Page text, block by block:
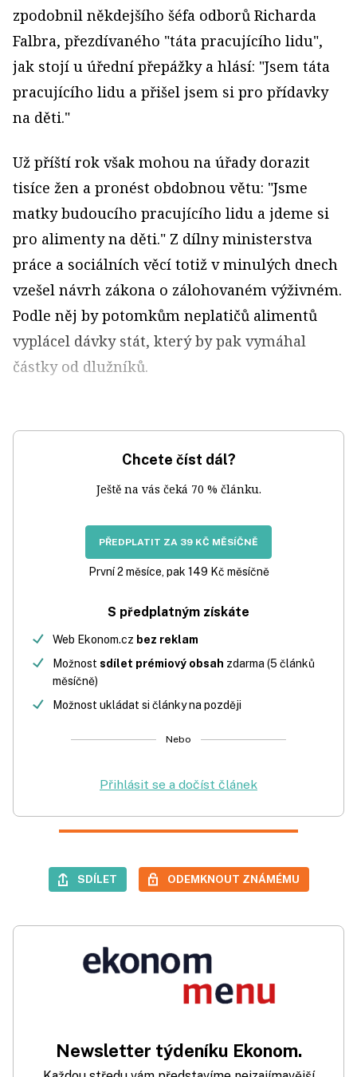
zpodobnil někdejšího šéfa odborů Richarda
Falbra, přezdívaného "táta pracujícího lidu",
jak stojí u úřední přepážky a hlásí: "Jsem táta
pracujícího lidu a přišel jsem si pro přídavky
na děti."
Už příští rok však mohou na úřady dorazit
tisíce žen a pronést obdobnou větu: "Jsme
matky budoucího pracujícího lidu a jdeme si
pro alimenty na děti." Z dílny ministerstva
práce a sociálních věcí totiž v minulých dnech
vzešel návrh zákona o zálohovaném výživném.
Podle něj by potomkům neplatičů alimentů
vyplácel dávky stát, který by pak vymáhal
částky od dlužníků.
Chcete číst dál?
Ještě na vás čeká 70 % článku.
PŘEDPLATIT ZA 39 KČ MĚSÍČNĚ
První 2 měsíce, pak 149 Kč měsíčně
S předplatným získáte
Web Ekonom.cz bez reklam
Možnost sdílet prémiový obsah zdarma (5 článků
měsíčně)
Možnost ukládat si články na později
Nebo
Přihlásit se a dočíst článek
SDÍLET ODEMKNOUT ZNÁMÉMU
Newsletter týdeníku Ekonom.